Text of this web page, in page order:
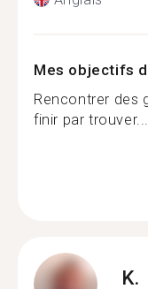
Mes objectifs
Rencontrer des
finir par trouver...
K.